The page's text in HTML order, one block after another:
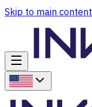
Skip to main content